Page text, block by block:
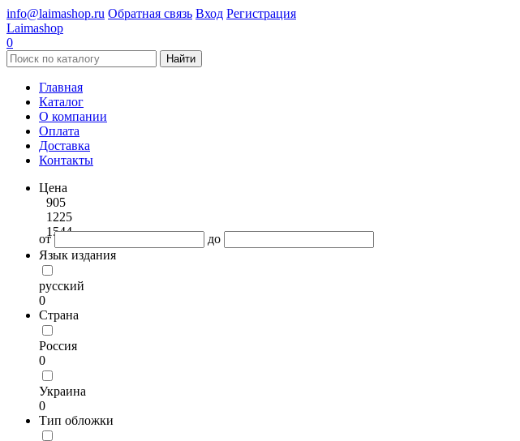
info@laimashop.ru Обратная связь Вход Регистрация
Laimashop
0
Найти
Главная
Каталог
О компании
Оплата
Доставка
Контакты
Цена
905
1225
1544
от
до
Язык издания
русский
0
Страна
Россия
0
Украина
0
Тип обложки